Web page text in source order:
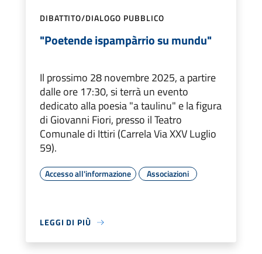
DIBATTITO/DIALOGO PUBBLICO
"Poetende ispampàrrio su mundu"
Il prossimo 28 novembre 2025, a partire
dalle ore 17:30, si terrà un evento
dedicato alla poesia "a taulinu" e la figura
di Giovanni Fiori, presso il Teatro
Comunale di Ittiri (Carrela Via XXV Luglio
59).
Accesso all'informazione Associazioni
LEGGI DI PIÙ